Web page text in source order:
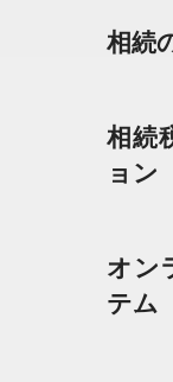
相続
相続
ョン
オン
テム